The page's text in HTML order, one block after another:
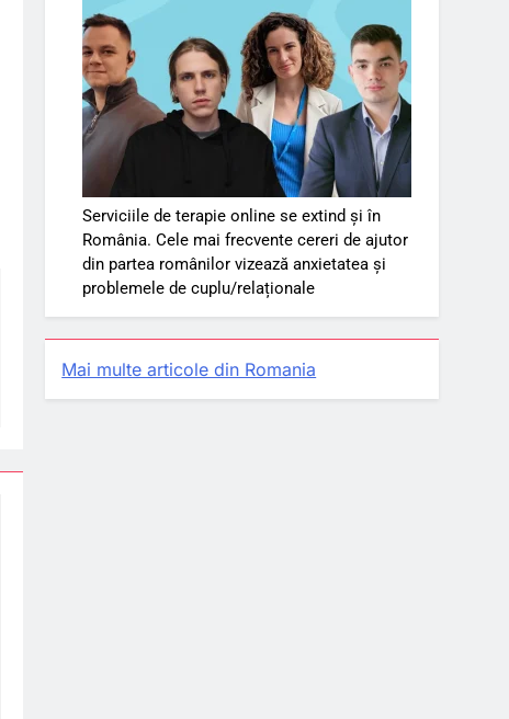
Serviciile de terapie online se extind și în
România. Cele mai frecvente cereri de ajutor
din partea românilor vizează anxietatea și
problemele de cuplu/relaționale
Mai multe articole din Romania